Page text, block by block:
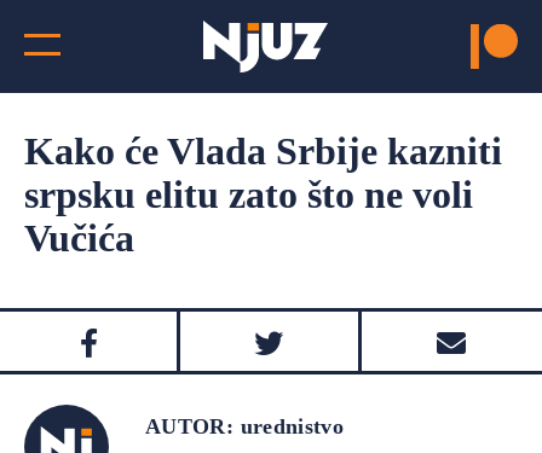
Kako će Vlada Srbije kazniti
srpsku elitu zato što ne voli
Vučića
AUTOR: urednistvo